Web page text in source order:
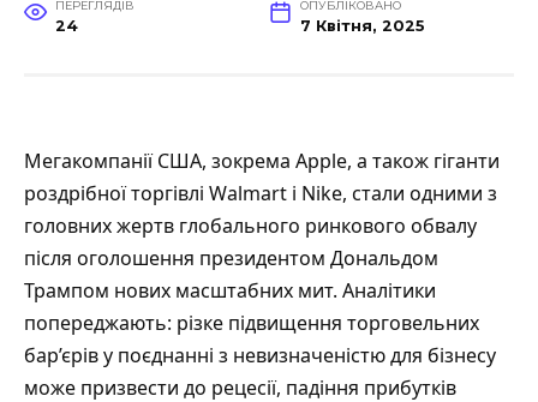
ПЕРЕГЛЯДІВ
24
ОПУБЛІКОВАНО
7 Квітня, 2025
Мегакомпанії США, зокрема Apple, а також гіганти
роздрібної торгівлі Walmart і Nike, стали одними з
головних жертв глобального ринкового обвалу
після оголошення президентом Дональдом
Трампом нових масштабних мит. Аналітики
попереджають: різке підвищення торговельних
бар’єрів у поєднанні з невизначеністю для бізнесу
може призвести до рецесії, падіння прибутків